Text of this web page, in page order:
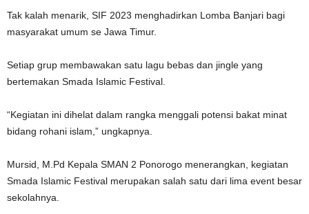
Tak kalah menarik, SIF 2023 menghadirkan Lomba Banjari bagi
masyarakat umum se Jawa Timur.
Setiap grup membawakan satu lagu bebas dan jingle yang
bertemakan Smada Islamic Festival.
“Kegiatan ini dihelat dalam rangka menggali potensi bakat minat
bidang rohani islam,” ungkapnya.
Mursid, M.Pd Kepala SMAN 2 Ponorogo menerangkan, kegiatan
Smada Islamic Festival merupakan salah satu dari lima event besar
sekolahnya.